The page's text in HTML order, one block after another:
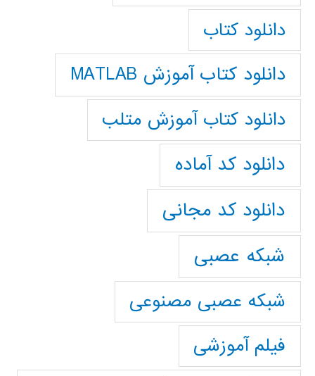
دانلود کتاب
دانلود کتاب آموزش MATLAB
دانلود کتاب آموزش متلب
دانلود کد آماده
دانلود کد مجانی
شبکه عصبی
شبکه عصبی مصنوعی
فیلم آموزشی